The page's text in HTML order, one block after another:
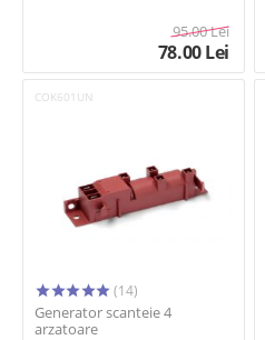
95.00Lei
78.00Lei
COK601UN
(14)
Generator scanteie 4
arzatoare